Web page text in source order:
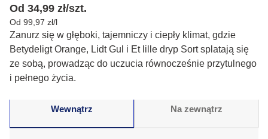
Od 34,99 zł/szt.
Od 99,97 zł/l
Zanurz się w głęboki, tajemniczy i ciepły klimat, gdzie
Betydeligt Orange, Lidt Gul i Et lille dryp Sort splatają się
ze sobą, prowadząc do uczucia równocześnie przytulnego
i pełnego życia.
Wewnątrz Na zewnątrz